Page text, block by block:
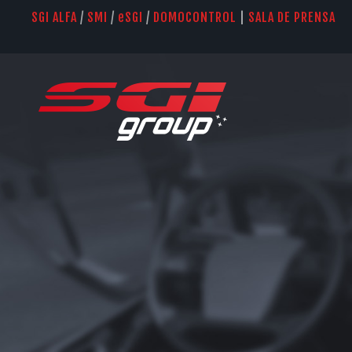
SGI ALFA / SMI / eSGI / DOMOCONTROL SALA DE PRENSA